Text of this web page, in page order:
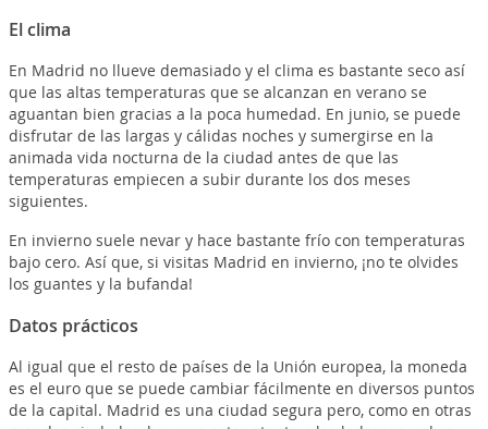
El clima
En Madrid no llueve demasiado y el clima es bastante seco así
que las altas temperaturas que se alcanzan en verano se
aguantan bien gracias a la poca humedad. En junio, se puede
disfrutar de las largas y cálidas noches y sumergirse en la
animada vida nocturna de la ciudad antes de que las
temperaturas empiecen a subir durante los dos meses
siguientes.
En invierno suele nevar y hace bastante frío con temperaturas
bajo cero. Así que, si visitas Madrid en invierno, ¡no te olvides
los guantes y la bufanda!
Datos prácticos
Al igual que el resto de países de la Unión europea, la moneda
es el euro que se puede cambiar fácilmente en diversos puntos
de la capital. Madrid es una ciudad segura pero, como en otras